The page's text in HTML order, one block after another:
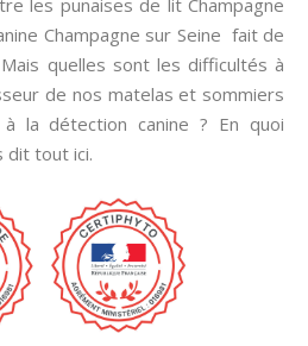
les punaises de lit Champagne
Champagne sur Seine fait de
quelles sont les difficultés à
de nos matelas et sommiers
la détection canine ? En quoi
dit tout ici.